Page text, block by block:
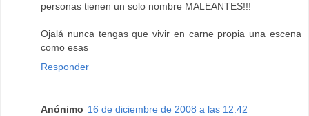
personas tienen un solo nombre MALEANTES!!!
Ojalá nunca tengas que vivir en carne propia una escena
como esas
Responder
Anónimo 16 de diciembre de 2008 a las 12:42